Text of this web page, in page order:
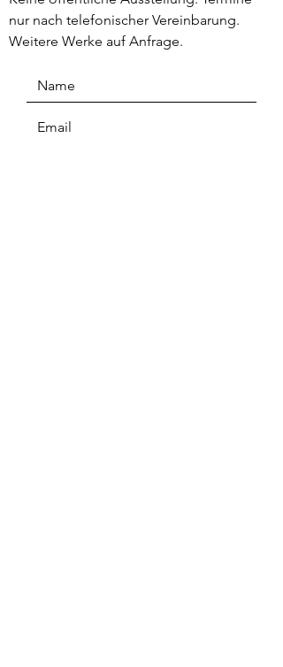
nur nach telefonischer Vereinbarung.
Weitere Werke auf Anfrage.